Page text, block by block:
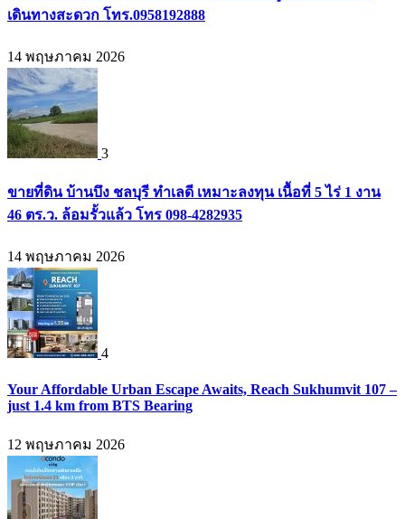
เดินทางสะดวก โทร.0958192888
14 พฤษภาคม 2026
3
ขายที่ดิน บ้านบึง ชลบุรี ทำเลดี เหมาะลงทุน เนื้อที่ 5 ไร่ 1 งาน
46 ตร.ว. ล้อมรั้วแล้ว โทร 098-4282935
14 พฤษภาคม 2026
4
Your Affordable Urban Escape Awaits, Reach Sukhumvit 107 –
just 1.4 km from BTS Bearing
12 พฤษภาคม 2026